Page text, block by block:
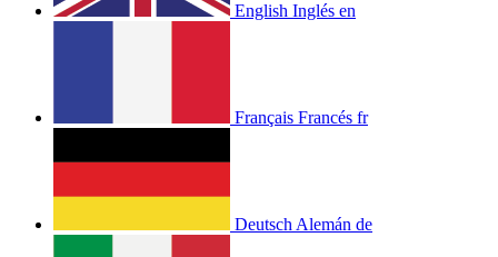
English Inglés en
Français Francés fr
Deutsch Alemán de